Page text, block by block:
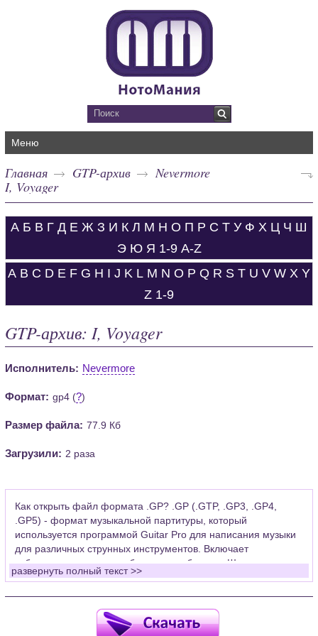
Меню
Главная GTP-архив
Nevermore
I, Voyager
А Б В Г Д Е Ж З И К Л М Н О П Р С Т У Ф Х Ц Ч Ш
Э Ю Я 1-9 A-Z
A B C D E F G H I J K L M N O P Q R S T U V W X Y
Z 1-9
GTP-архив: I, Voyager
Исполнитель: Nevermore
Формат: gp4 (?)
Размер файла: 77.9 Кб
Загрузили: 2 раза
Как открыть файл формата .GP? .GP (.GTP, .GP3, .GP4,
.GP5) - формат музыкальной партитуры, который
используется программой Guitar Pro для написания музыки
для различных струнных инструментов. Включает
табулатуры для гитары, бас-гитары, банджо. Широко
применяется для создания партитур, которые затем
Для открытия нот этого формата Вам необходимо
установить у себя на рабочем компьютере программу Guitar
развернуть полный текст >>